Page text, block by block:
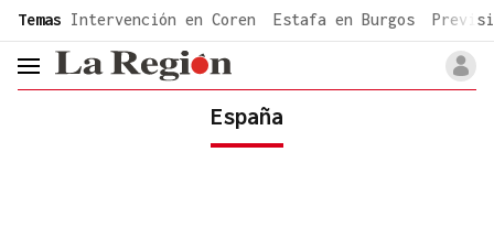
common.go-to-content
Temas Intervención en Coren Estafa en Burgos
header.menu.open
España